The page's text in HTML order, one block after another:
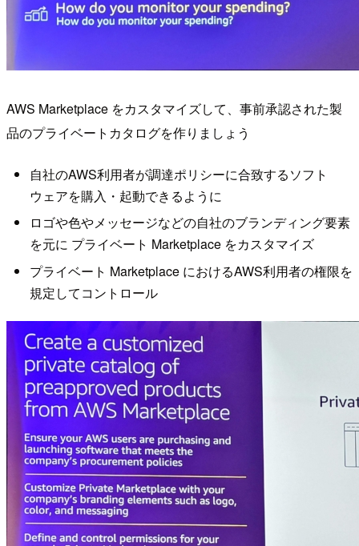
AWS Marketplace をカスタマイズして、事前承認された製
品のプライベートカタログを作りましょう
自社のAWS利用者が調達ポリシーに合致するソフト
ウェアを購入・起動できるように
ロゴや色やメッセージなどの自社のブランディング要素
を元に プライベート Marketplace をカスタマイズ
プライベート Marketplace におけるAWS利用者の権限を
規定してコントロール